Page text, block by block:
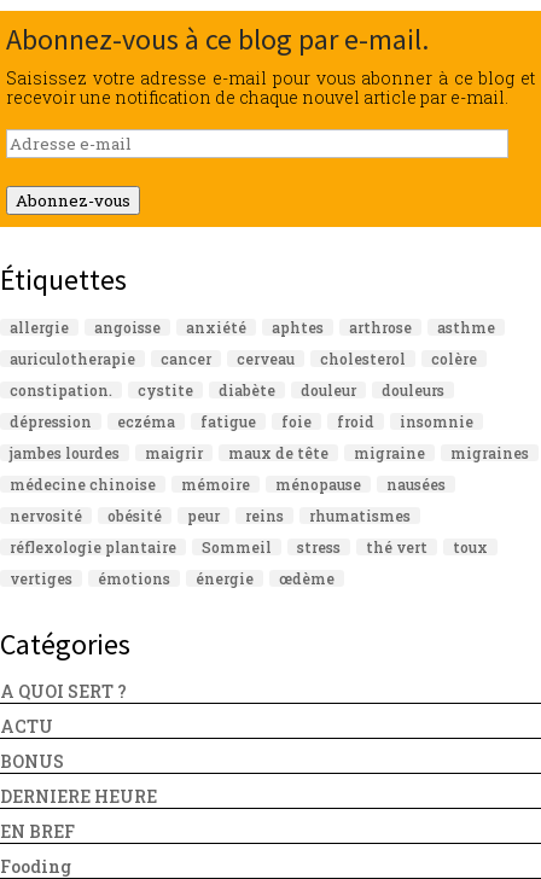
Abonnez-vous à ce blog par e-mail.
Saisissez votre adresse e-mail pour vous abonner à ce blog et
recevoir une notification de chaque nouvel article par e-mail.
Adresse
e-
mail
Abonnez-vous
Étiquettes
allergie angoisse anxiété aphtes arthrose
asthme
auriculotherapie
cancer cerveau cholesterol
colère
constipation.
cystite diabète douleur
douleurs
dépression
eczéma fatigue foie froid
insomnie
jambes lourdes
maigrir maux de tête migraine
migraines
médecine chinoise
mémoire ménopause
nausées
nervosité
obésité peur reins
rhumatismes
réflexologie plantaire
Sommeil stress thé vert
toux
vertiges
émotions énergie œdème
Catégories
A QUOI SERT ?
ACTU
BONUS
DERNIERE HEURE
EN BREF
Fooding